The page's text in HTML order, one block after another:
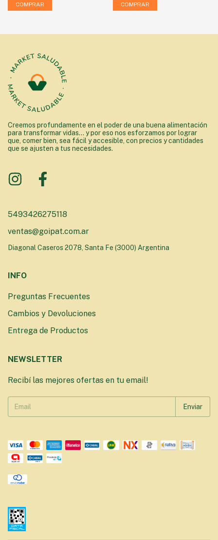
Creemos profundamente en el poder de una buena alimentación
para transformar vidas... y por eso nos esforzamos por lograr
que, comer bien, sea fácil y accesible, con precios y cantidades
que se ajusten a tus necesidades.
5493426275118
ventas@goipat.com.ar
Diagonal Caseros 2078, Santa Fe (3000) Argentina
INFO
Preguntas Frecuentes
Cambios y Devoluciones
Entrega de Productos
NEWSLETTER
Recibí las mejores ofertas en tu email!